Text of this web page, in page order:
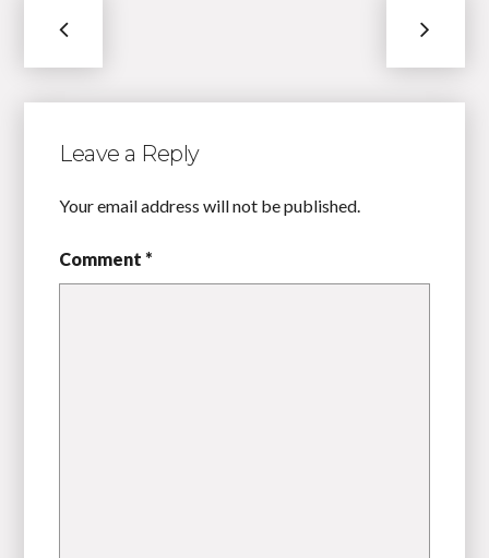
Leave a Reply
Your email address will not be published.
Comment *